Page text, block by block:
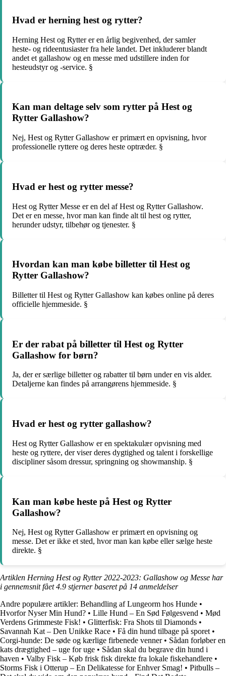
Hvad er herning hest og rytter?
Herning Hest og Rytter er en årlig begivenhed, der samler
heste- og rideentusiaster fra hele landet. Det inkluderer blandt
andet et gallashow og en messe med udstillere inden for
hesteudstyr og -service. §
Kan man deltage selv som rytter på Hest og
Rytter Gallashow?
Nej, Hest og Rytter Gallashow er primært en opvisning, hvor
professionelle ryttere og deres heste optræder. §
Hvad er hest og rytter messe?
Hest og Rytter Messe er en del af Hest og Rytter Gallashow.
Det er en messe, hvor man kan finde alt til hest og rytter,
herunder udstyr, tilbehør og tjenester. §
Hvordan kan man købe billetter til Hest og
Rytter Gallashow?
Billetter til Hest og Rytter Gallashow kan købes online på deres
officielle hjemmeside. §
Er der rabat på billetter til Hest og Rytter
Gallashow for børn?
Ja, der er særlige billetter og rabatter til børn under en vis alder.
Detaljerne kan findes på arrangørens hjemmeside. §
Hvad er hest og rytter gallashow?
Hest og Rytter Gallashow er en spektakulær opvisning med
heste og ryttere, der viser deres dygtighed og talent i forskellige
discipliner såsom dressur, springning og showmanship. §
Kan man købe heste på Hest og Rytter
Gallashow?
Nej, Hest og Rytter Gallashow er primært en opvisning og
messe. Det er ikke et sted, hvor man kan købe eller sælge heste
direkte. §
Artiklen Herning Hest og Rytter 2022-2023: Gallashow og Messe har
i gennemsnit fået4.9 stjerner baseret på 14 anmeldelser
Andre populære artikler: Behandling af Lungeorm hos Hunde •
Hvorfor Nyser Min Hund? • Lille Hund – En Sød Følgesvend • Mød
Verdens Grimmeste Fisk! • Glitterfisk: Fra Shots til Diamonds •
Savannah Kat – Den Unikke Race • Få din hund tilbage på sporet •
Corgi-hunde: De søde og kærlige firbenede venner• Sådan forløber en
kats drægtighed – uge for uge • Sådan skal du begrave din hund i
haven • Valby Fisk – Køb frisk fisk direkte fra lokale fiskehandlere •
Storms Fisk i Otterup – En Delikatesse for Enhver Smag! • Pitbulls –